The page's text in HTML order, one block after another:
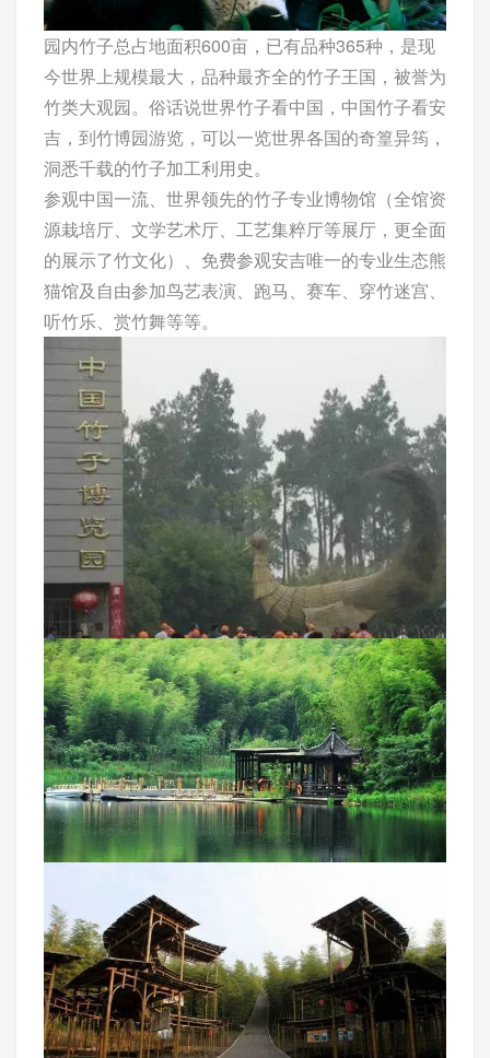
园内竹子总占地面积600亩，已有品种365种，是现
今世界上规模最大，品种最齐全的竹子王国，被誉为
竹类大观园。俗话说世界竹子看中国，中国竹子看安
吉，到竹博园游览，可以一览世界各国的奇篁异筠，
洞悉千载的竹子加工利用史。
参观中国一流、世界领先的竹子专业博物馆（全馆资
源栽培厅、文学艺术厅、工艺集粹厅等展厅，更全面
的展示了竹文化）、免费参观安吉唯一的专业生态熊
猫馆及自由参加鸟艺表演、跑马、赛车、穿竹迷宫、
听竹乐、赏竹舞等等。